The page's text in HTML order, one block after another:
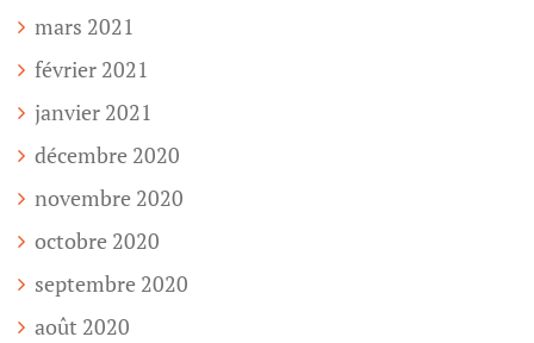
mars 2021
février 2021
janvier 2021
décembre 2020
novembre 2020
octobre 2020
septembre 2020
août 2020